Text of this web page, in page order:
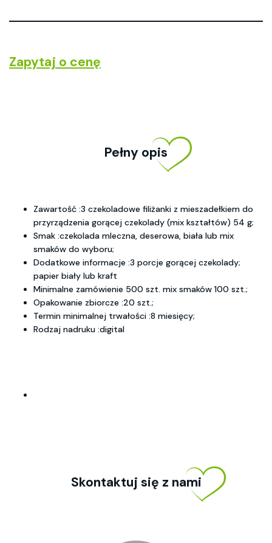
Zapytaj o cenę
Pełny opis
Zawartość :3 czekoladowe filiżanki z mieszadełkiem do
przyrządzenia gorącej czekolady (mix kształtów) 54 g;
Smak :czekolada mleczna, deserowa, biała lub mix
smaków do wyboru;
Dodatkowe informacje :3 porcje gorącej czekolady;
papier biały lub kraft
Minimalne zamówienie 500 szt. mix smaków 100 szt.;
Opakowanie zbiorcze :20 szt.;
Termin minimalnej trwałości :8 miesięcy;
Rodzaj nadruku :digital
Skontaktuj się z nami